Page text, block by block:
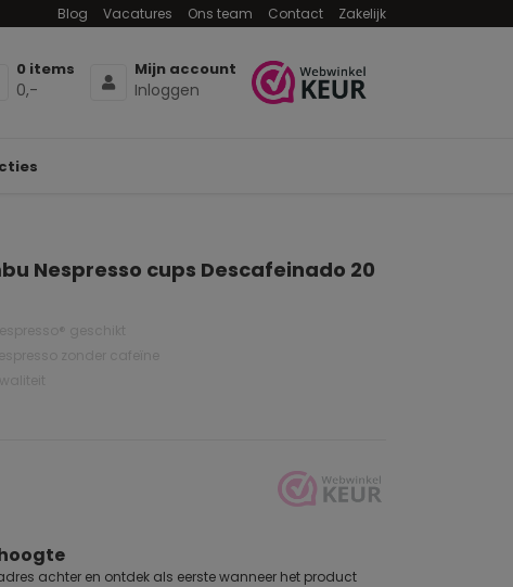
Blog Vacatures Ons team Contact Zakelijk
0 items
0,-
Mijn account
Inloggen
Nespresso cups Descafeinado 20
achter en ontdek als eerste wanneer het product